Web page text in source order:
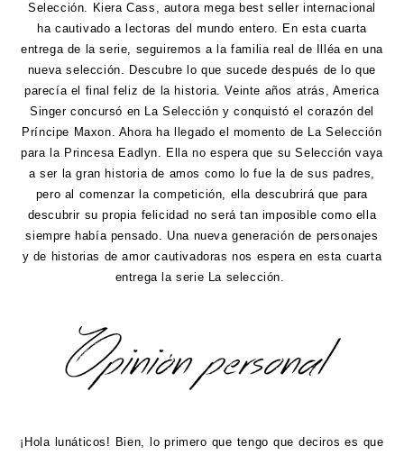
Selección. Kiera Cass, autora mega best seller internacional
ha cautivado a lectoras del mundo entero. En esta cuarta
entrega de la serie, seguiremos a la familia real de Illéa en una
nueva selección. Descubre lo que sucede después de lo que
parecía el final feliz de la historia. Veinte años atrás, America
Singer concursó en La Selección y conquistó el corazón del
Príncipe Maxon. Ahora ha llegado el momento de La Selección
para la Princesa Eadlyn. Ella no espera que su Selección vaya
a ser la gran historia de amos como lo fue la de sus padres,
pero al comenzar la competición, ella descubrirá que para
descubrir su propia felicidad no será tan imposible como ella
siempre había pensado. Una nueva generación de personajes
y de historias de amor cautivadoras nos espera en esta cuarta
entrega la serie La selección.
¡Hola lunáticos! Bien, lo primero que tengo que deciros es que